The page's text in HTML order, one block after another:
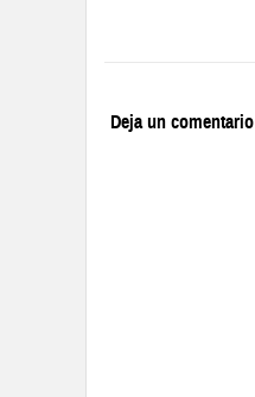
Deja un comentario